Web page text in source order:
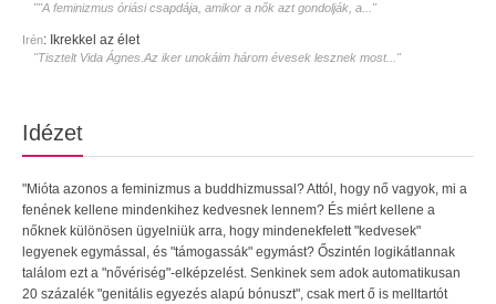
""A feminizmus óriási csapdája, amikor a nők azt gondolják, a..."
Irén: Ikrekkel az élet
"Tisztelt Vida Ágnes.Az iker unokáim három évesek lesznek most..."
Idézet
"Mióta azonos a feminizmus a buddhizmussal? Attól, hogy nő vagyok, mi a
fenének kellene mindenkihez kedvesnek lennem? És miért kellene a
nőknek különösen ügyelniük arra, hogy mindenekfelett "kedvesek"
legyenek egymással, és "támogassák" egymást? Őszintén logikátlannak
találom ezt a "nővériség"-elképzelést. Senkinek sem adok automatikusan
20 százalék "genitális egyezés alapú bónuszt", csak mert ő is melltartót